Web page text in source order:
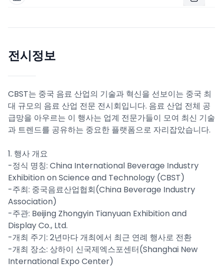
전시정보
CBST는 중국 음료 산업의 기술과 혁신을 선보이는 중국 최
대 규모의 음료 산업 전문 전시회입니다. 음료 산업 전체 공
급망을 아우르는 이 행사는 업계 전문가들이 모여 최신 기술
과 트렌드를 공유하는 중요한 플랫폼으로 자리잡았습니다.
1. 행사 개요
-정식 명칭: China International Beverage Industry
Exhibition on Science and Technology (CBST)
-주최: 중국음료산업협회(China Beverage Industry
Association)
-주관: Beijing Zhongyin Tianyuan Exhibition and
Display Co., Ltd.
-개최 주기: 2년마다 개최에서 최근 연례 행사로 전환
-개최 장소: 상하이 신국제엑스포센터(Shanghai New
International Expo Center)